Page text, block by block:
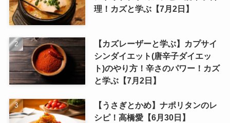
理！カズと学ぶ【7月2日】
【カズレーザーと学ぶ】カプサイ
シンダイエット(唐辛子ダイエッ
ト)のやり方！辛さのパワー！カズ
と学ぶ【7月2日】
【うさぎとかめ】ナポリタンのレ
シピ！高橋愛【6月30日】